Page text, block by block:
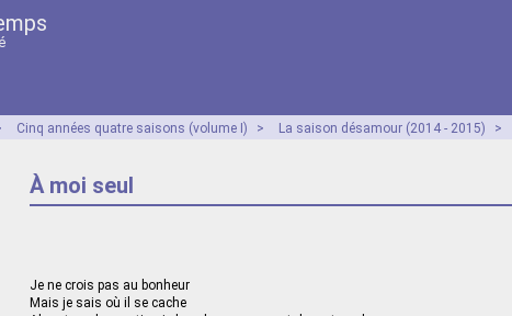
Cinq années quatre saisons (volume I) > La saison désamour (2014 - 2015) >
À moi seul
Je ne crois pas au bonheur
Mais je sais où il se cache